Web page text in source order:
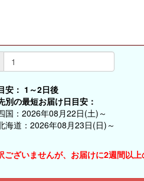
安： 1～2日後
別の最短お届け日目安：
国：2026年08月22日(土)～
海道：2026年08月23日(日)～
ございませんが、お届けに2週間以上